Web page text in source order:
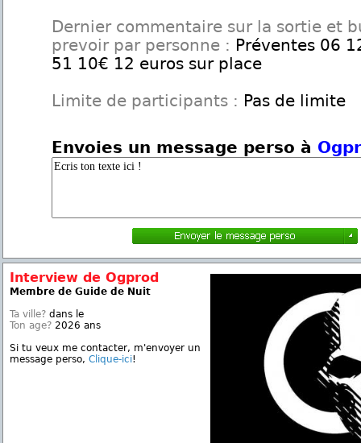
Dernier commentaire sur la sortie et
prevoir par personne : Préventes 06
51 10€ 12 euros sur place
Limite de participants : Pas de limite
Envoies un message perso à
Interview de Ogprod
Membre de Guide de Nuit
Ta ville? dans le
Ton age? 2026 ans
Si tu veux me contacter, m'envoyer un
message perso, Clique-ici!